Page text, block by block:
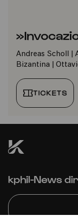
Andreas Scholl |
Bizantina |
TICKETS
kphil-News